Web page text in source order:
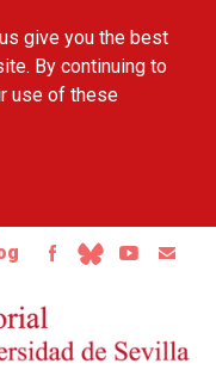
give you the best
By continuing to
use of these